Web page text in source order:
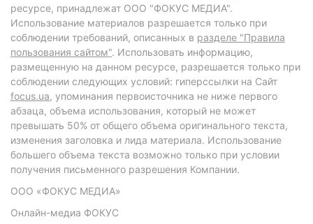
ресурсе, принадлежат ООО "ФОКУС МЕДИА".
Использование материалов разрешается только при
соблюдении требований, описанных в разделе "Правила
пользования сайтом". Использовать информацию,
размещенную на данном ресурсе, разрешается только при
соблюдении следующих условий: гиперссылки на Сайт
focus.ua, упоминания первоисточника не ниже первого
абзаца, объема использования, который не может
превышать 50% от общего объема оригинального текста,
изменения заголовка и лида материала. Использование
большего объема текста возможно только при условии
получения письменного разрешения Компании.
ООО «ФОКУС МЕДИА»
Онлайн-медиа ФОКУС